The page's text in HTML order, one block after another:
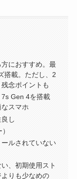
におすすめ。最
搭載。ただし、2
念ポイントも
Gen 4を搭載
スマホ
し
ールされていない
、初期使用スト
りも少なめの